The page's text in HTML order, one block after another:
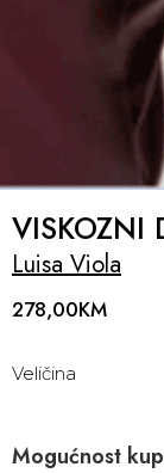
VISKOZNI
Luisa Viola
278,00KM
Veličina
Mogućnost